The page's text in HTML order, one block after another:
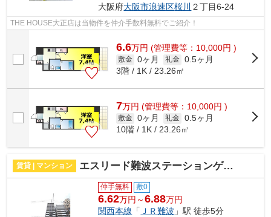
大阪府大阪市浪速区桜川 ２丁目6-24
THE HOUSE大正店は当物件を仲介手数料無料でご紹介！
6.6万円 (管理費等：10,000円 )
敷金 0ヶ月 礼金 0.5ヶ月
3階 / 1K / 23.26㎡
7万円 (管理費等：10,000円 )
敷金 0ヶ月 礼金 0.5ヶ月
10階 / 1K / 23.26㎡
賃貸 | マンション エスリード難波ステーションゲートノーステラス 仲介手数料無料
仲手無料 敷0
6.62万円～6.88万円
関西本線 「 ＪＲ難波 」駅 徒歩5分